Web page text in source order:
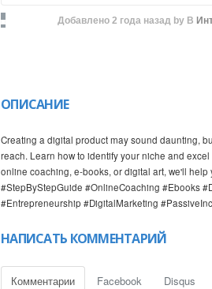
Добавлено 2 года назадby В
ОПИСАНИЕ
Creating a digital product may sound daunting,
reach. Learn how to identify your niche and
online coaching, e-books, or digital art, we'll
#StepByStepGuide #OnlineCoaching #Ebooks
#Entrepreneurship #DigitalMarketing
НАПИСАТЬ КОММЕНТАРИЙ
Комментарии Facebook Disqus